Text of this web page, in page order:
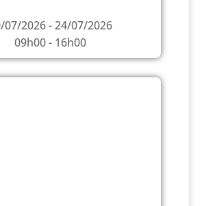
07/2026 - 24/07/2026
09h00 - 16h00